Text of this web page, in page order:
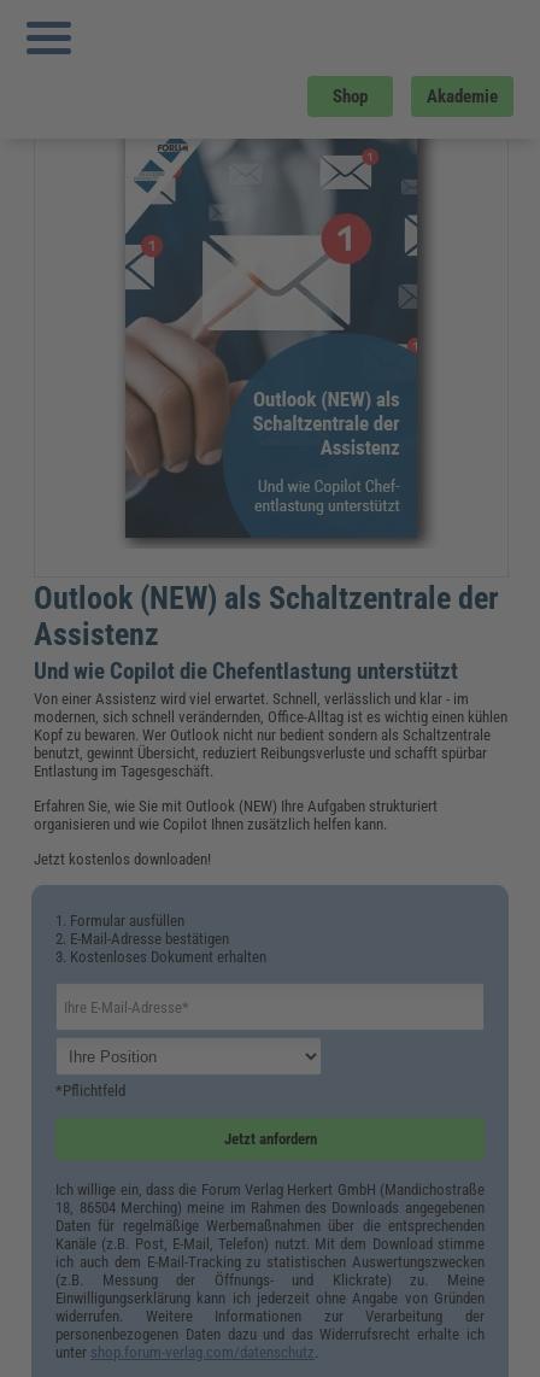
Shop Akademie
Sie sind hier:
Outlook (New) als Schaltzentrale der Assistenz
Outlook (NEW) als Schaltzentrale der
Assistenz
Und wie Copilot die Chefentlastung unterstützt
Von einer Assistenz wird viel erwartet. Schnell, verlässlich und klar - im
modernen, sich schnell verändernden, Office-Alltag ist es wichtig einen kühlen
Kopf zu bewaren. Wer Outlook nicht nur bedient sondern als Schaltzentrale
benutzt, gewinnt Übersicht, reduziert Reibungsverluste und schafft spürbar
Entlastung im Tagesgeschäft.
Erfahren Sie, wie Sie mit Outlook (NEW) Ihre Aufgaben strukturiert
organisieren und wie Copilot Ihnen zusätzlich helfen kann.
Jetzt kostenlos downloaden!
1. Formular ausfüllen
2. E-Mail-Adresse bestätigen
3. Kostenloses Dokument erhalten
*Pflichtfeld
Jetzt anfordern
Ich willige ein, dass die Forum Verlag Herkert GmbH (Mandichostraße
18, 86504 Merching) meine im Rahmen des Downloads angegebenen
Daten für regelmäßige Werbemaßnahmen über die entsprechenden
Kanäle (z.B. Post, E-Mail, Telefon) nutzt. Mit dem Download stimme
ich auch dem E-Mail-Tracking zu statistischen Auswertungszwecken
(z.B. Messung der Öffnungs- und Klickrate) zu. Meine
Einwilligungserklärung kann ich jederzeit ohne Angabe von Gründen
widerrufen. Weitere Informationen zur Verarbeitung der
personenbezogenen Daten dazu und das Widerrufsrecht erhalte ich
unter shop.forum-verlag.com/datenschutz.